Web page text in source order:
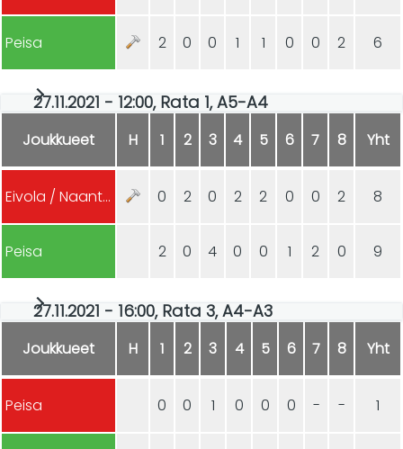
Peisa 2 0 0 1 1 0 0 2 6
27.11.2021 - 12:00, Rata 1, A5-A4
Joukkueet H 1 2 3 4 5 6 7 8 Yht
Eivola / Naantali 0 2 0 2 2 0 0 2 8
Peisa 2 0 4 0 0 1 2 0 9
27.11.2021 - 16:00, Rata 3, A4-A3
Joukkueet H 1 2 3 4 5 6 7 8 Yht
Peisa 0 0 1 0 0 0 - - 1